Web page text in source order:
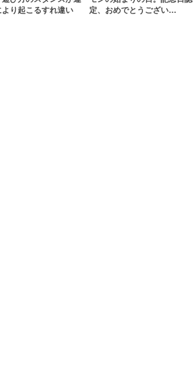
より起こるすれ違い
定、おめでとうござい…